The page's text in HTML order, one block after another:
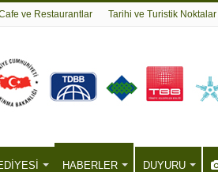
ve Restaurantlar Tarihi ve Turistik Noktalar
HABERLER DUYURU